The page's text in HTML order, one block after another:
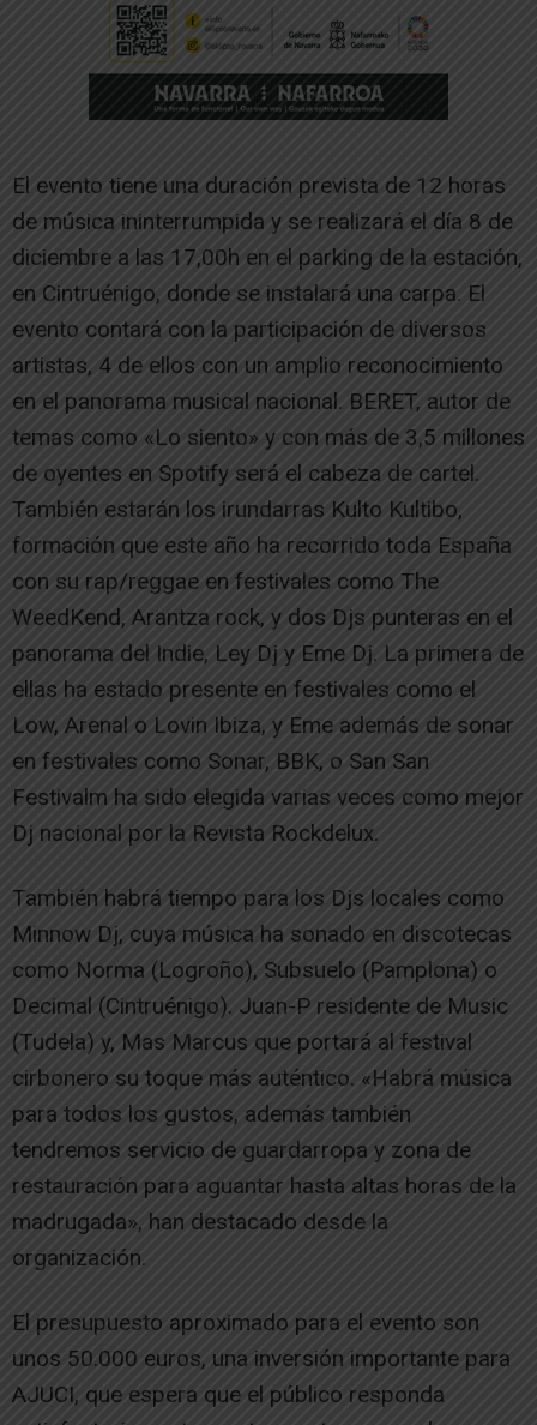
El evento tiene una duración prevista de 12 horas
de música ininterrumpida y se realizará el día 8 de
diciembre a las 17,00h en el parking de la estación,
en Cintruénigo, donde se instalará una carpa. El
evento contará con la participación de diversos
artistas, 4 de ellos con un amplio reconocimiento
en el panorama musical nacional. BERET, autor de
temas como «Lo siento» y con más de 3,5 millones
de oyentes en Spotify será el cabeza de cartel.
También estarán los irundarras Kulto Kultibo,
formación que este año ha recorrido toda España
con su rap/reggae en festivales como The
WeedKend, Arantza rock, y dos Djs punteras en el
panorama del Indie, Ley Dj y Eme Dj. La primera de
ellas ha estado presente en festivales como el
Low, Arenal o Lovin Ibiza, y Eme además de sonar
en festivales como Sonar, BBK, o San San
Festivalm ha sido elegida varias veces como mejor
Dj nacional por la Revista Rockdelux.
También habrá tiempo para los Djs locales como
Minnow Dj, cuya música ha sonado en discotecas
como Norma (Logroño), Subsuelo (Pamplona) o
Decimal (Cintruénigo). Juan-P residente de Music
(Tudela) y, Mas Marcus que portará al festival
cirbonero su toque más auténtico. «Habrá música
para todos los gustos, además también
tendremos servicio de guardarropa y zona de
restauración para aguantar hasta altas horas de la
madrugada», han destacado desde la
organización.
El presupuesto aproximado para el evento son
unos 50.000 euros, una inversión importante para
AJUCI, que espera que el público responda